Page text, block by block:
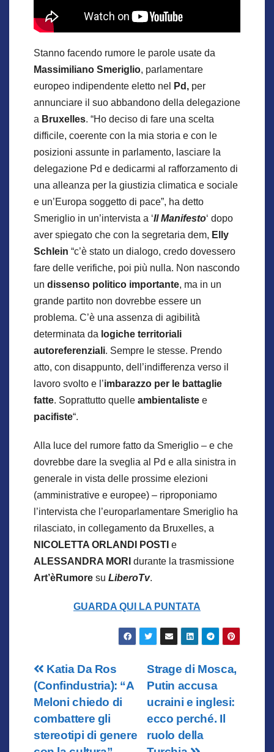
Stanno facendo rumore le parole usate da
Massimiliano Smeriglio, parlamentare
europeo indipendente eletto nel
Pd, per
annunciare il suo abbandono della delegazione
a Bruxelles. “Ho deciso di fare una scelta
difficile, coerente con la mia storia e con le
posizioni assunte in parlamento, lasciare la
delegazione Pd e dedicarmi al rafforzamento di
una alleanza per la giustizia climatica e sociale
e un’Europa soggetto di pace”, ha detto
Smeriglio in un’intervista a ‘Il Manifesto‘ dopo
aver spiegato che con la segretaria dem, Elly
Schlein “c’è stato un dialogo, credo dovessero
fare delle verifiche, poi più nulla. Non nascondo
un dissenso politico importante, ma in un
grande partito non dovrebbe essere un
problema. C’è una assenza di agibilità
determinata da logiche territoriali
autoreferenziali. Sempre le stesse. Prendo
atto, con disappunto, dell’indifferenza verso il
lavoro svolto e l’imbarazzo per le battaglie
fatte. Soprattutto quelle ambientaliste e
pacifiste“.
Alla luce del rumore fatto da Smeriglio – e che
dovrebbe dare la sveglia al Pd e alla sinistra in
generale in vista delle prossime elezioni
(amministrative e europee) – riproponiamo
l’intervista che l’europarlamentare Smeriglio ha
rilasciato, in collegamento da Bruxelles, a
NICOLETTA ORLANDI POSTI e
ALESSANDRA MORI durante la trasmissione
Art’èRumore su LiberoTv.
GUARDA QUI LA PUNTATA
Navigazione
articoli
Strage di Mosca,
Putin accusa
ucraini e inglesi:
ecco perché. Il
ruolo della
Katia Da Ros
(Confindustria): “A
Meloni chiedo di
combattere gli
stereotipi di genere